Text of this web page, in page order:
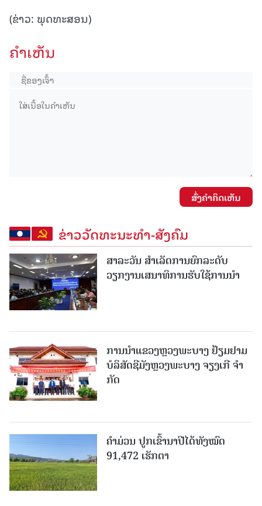
(ຂ່າວ: ພຸດທະສອນ)
ຄໍາເຫັນ
ສົ່ງຄໍາຄິດເຫັນ
ຂ່າວວັດທະນະທຳ-ສັງຄົມ
ສາລະວັນ ສໍາເລັດການຍົກລະດັບ
ວຽກງານເສນາທິການຮັບໃຊ້ການນໍາ
ການນຳແຂວງຫຼວງພະບາງ ຢ້ຽມ​ຢາມ
ບໍ​ລິ​ສັດຊີມັງຫຼວງພະບາງ ຈຽງເກີ ຈໍາ
ກັດ
ຄໍາມ່ວນ ປູກເຂົ້ານາປີໄດ້ທັງໝົດ
91,472 ເຮັກຕາ